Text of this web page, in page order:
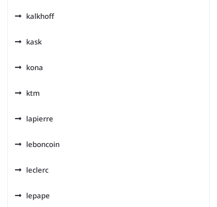
kalkhoff
kask
kona
ktm
lapierre
leboncoin
leclerc
lepape